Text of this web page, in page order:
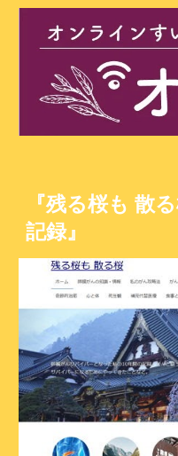
『残る桜も 散
記録』